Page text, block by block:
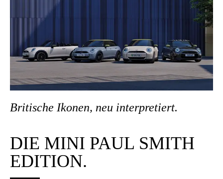
Bri­ti­sche Iko­nen, neu inter­pre­tiert.
DIE MINI PAUL SMITH
EDI­TI­ON.